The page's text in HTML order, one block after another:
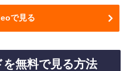
で見る
無料で見る方法